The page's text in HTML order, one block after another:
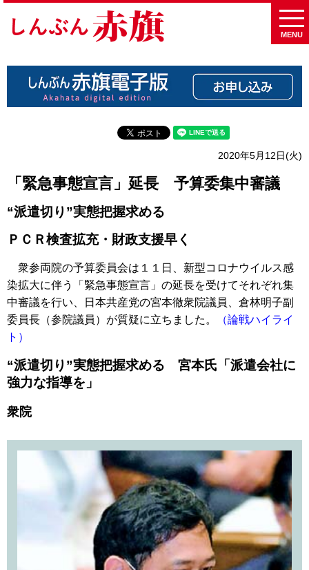
MENU
2020年5月12日(火)
「緊急事態宣言」延長 予算委集中審議
“派遣切り”実態把握求める
ＰＣＲ検査拡充・財政支援早く
衆参両院の予算委員会は１１日、新型コロナウイルス感
染拡大に伴う「緊急事態宣言」の延長を受けてそれぞれ集
中審議を行い、日本共産党の宮本徹衆院議員、倉林明子副
委員長（参院議員）が質疑に立ちました。
（論戦ハイライ
ト）
“派遣切り”実態把握求める 宮本氏「派遣会社に
強力な指導を」
衆院